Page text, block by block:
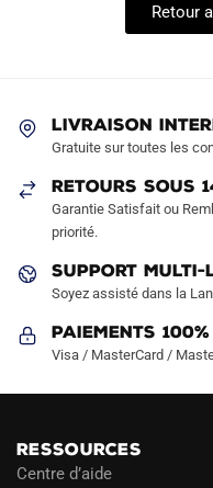
Retour
LIVRAISON
Gratuite sur toutes les
RETOURS SOUS
Garantie Satisfait ou
priorité.
SUPPORT MULTI-
Soyez assisté dans la
Paiements
Visa / MasterCard /
RESSOURCES
Centre d’aide